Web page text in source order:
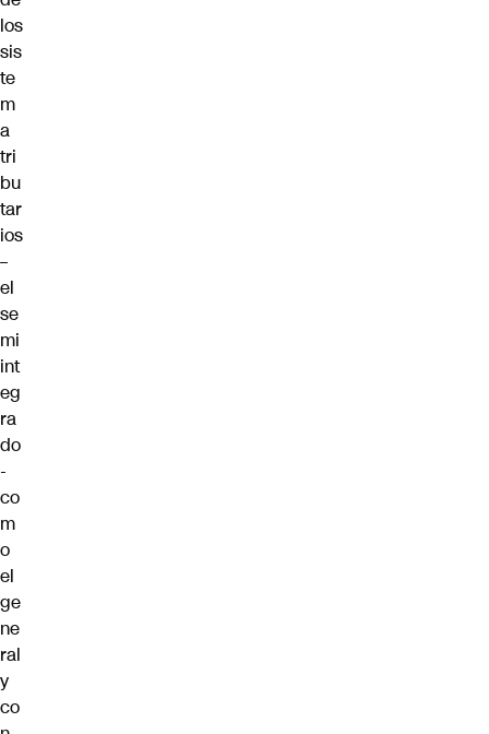
los
sis
te
m
a
tri
bu
tar
ios
–
el
se
mi
int
eg
ra
do
-
co
m
o
el
ge
ne
ral
y
co